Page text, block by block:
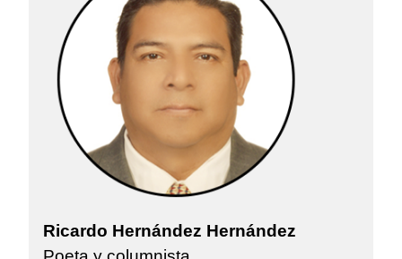
Ricardo Hernández Hernández